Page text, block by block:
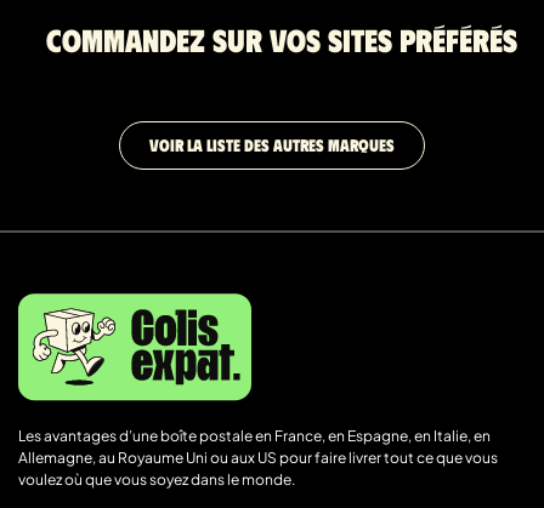
Commandez sur vos sites préférés
VOIR LA LISTE DES AUTRES MARQUES
Les avantages d’une boîte postale en France, en Espagne, en Italie, en
Allemagne, au Royaume Uni ou aux US pour faire livrer tout ce que vous
voulez où que vous soyez dans le monde.